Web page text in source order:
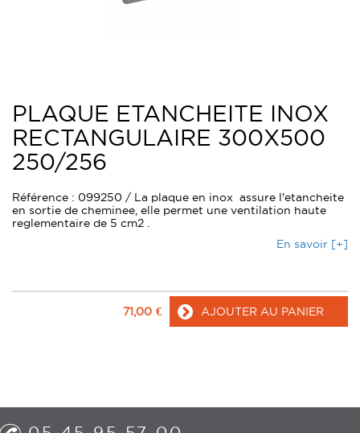
PLAQUE ETANCHEITE INOX
RECTANGULAIRE 300X500
250/256
Référence : 099250 / La plaque en inox assure l'etancheite
en sortie de cheminee, elle permet une ventilation haute
reglementaire de 5 cm2 .
En savoir [+]
71,00 € AJOUTER AU PANIER